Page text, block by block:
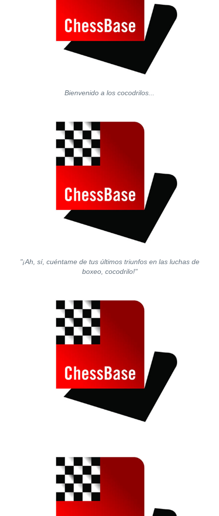
Bienvenido a los cocodrilos...
"¡Ah, sí, cuéntame de tus últimos triunfos en las luchas de
boxeo, cocodrilo!"